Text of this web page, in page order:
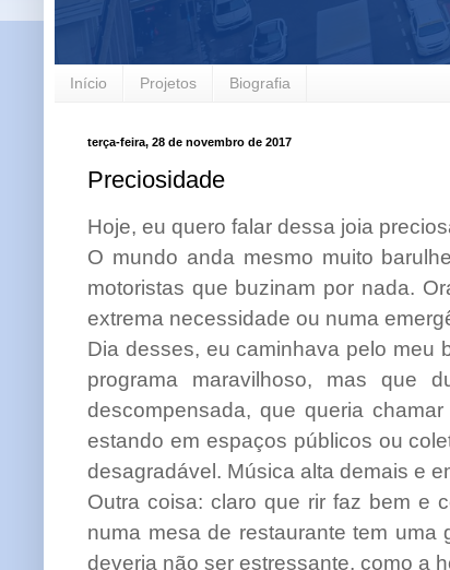
Início Projetos Biografia
terça-feira, 28 de novembro de 2017
Preciosidade
Hoje, eu quero falar dessa joia
O mundo anda mesmo muito
motoristas que buzinam por nada.
extrema necessidade ou numa
Dia desses, eu caminhava pelo
programa maravilhoso, mas que
descompensada, que queria
estando em espaços públicos ou
desagradável. Música alta demais e
Outra coisa: claro que rir faz bem e
numa mesa de restaurante tem uma
deveria não ser estressante, como a